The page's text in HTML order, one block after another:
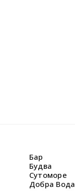
Бар
Будва
Сутоморе
Добра Вода